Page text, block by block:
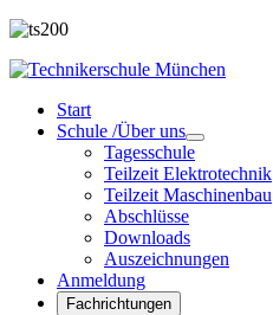
Start
Schule /Über uns
Tagesschule
Teilzeit Elektrotechnik
Teilzeit Maschinenbau
Abschlüsse
Downloads
Auszeichnungen
Anmeldung
Fachrichtungen